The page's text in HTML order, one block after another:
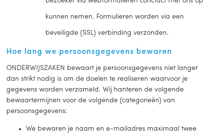
kunnen nemen. Formulieren worden via een
beveiligde (SSL) verbinding verzonden.
Hoe lang we persoonsgegevens bewaren
ONDERWIJSZAKEN bewaart je persoonsgegevens niet langer
dan strikt nodig is om de doelen te realiseren waarvoor je
gegevens worden verzameld. Wij hanteren de volgende
bewaartermijnen voor de volgende (categorieën) van
persoonsgegevens:
We bewaren je naam en e-mailadres maximaal twee